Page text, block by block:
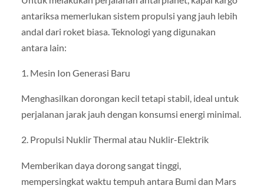
antariksa memerlukan sistem propulsi yang jauh lebih
andal dari roket biasa. Teknologi yang digunakan
antara lain:
1. Mesin Ion Generasi Baru
Menghasilkan dorongan kecil tetapi stabil, ideal untuk
perjalanan jarak jauh dengan konsumsi energi minimal.
2. Propulsi Nuklir Thermal atau Nuklir-Elektrik
Memberikan daya dorong sangat tinggi,
mempersingkat waktu tempuh antara Bumi dan Mars